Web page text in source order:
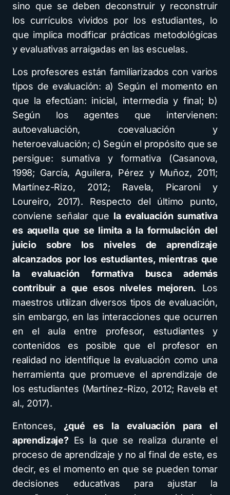
sino que se deben deconstruir y reconstruir
los currículos vividos por los estudiantes, lo
que implica modificar prácticas metodológicas
y evaluativas arraigadas en las escuelas.
Los profesores están familiarizados con varios
tipos de evaluación: a) Según el momento en
que la efectúan: inicial, intermedia y final; b)
Según los agentes que intervienen:
autoevaluación, coevaluación y
heteroevaluación; c) Según el propósito que se
persigue: sumativa y formativa (Casanova,
1998; García, Aguilera, Pérez y Muñoz, 2011;
Martínez-Rizo, 2012; Ravela, Picaroni y
Loureiro, 2017). Respecto del último punto,
conviene señalar que la evaluación sumativa
es aquella que se limita a la formulación del
juicio sobre los niveles de aprendizaje
alcanzados por los estudiantes, mientras que
la evaluación formativa busca además
contribuir a que esos niveles mejoren. Los
maestros utilizan diversos tipos de evaluación,
sin embargo, en las interacciones que ocurren
en el aula entre profesor, estudiantes y
contenidos es posible que el profesor en
realidad no identifique la evaluación como una
herramienta que promueve el aprendizaje de
los estudiantes (Martínez-Rizo, 2012; Ravela et
al., 2017).
Entonces, ¿qué es la evaluación para el
aprendizaje?Es la que se realiza durante el
proceso de aprendizaje y no al final de este, es
decir, es el momento en que se pueden tomar
decisiones educativas para ajustar la